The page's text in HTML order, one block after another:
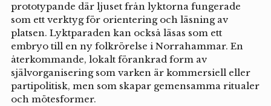
prototypande där ljuset från lyktorna fungerade
som ett verktyg för orientering och läsning av
platsen. Lyktparaden kan också läsas som ett
embryo till en ny folkrörelse i Norrahammar. En
återkommande, lokalt förankrad form av
självorganisering som varken är kommersiell eller
partipolitisk, men som skapar gemensamma ritualer
och mötesformer.